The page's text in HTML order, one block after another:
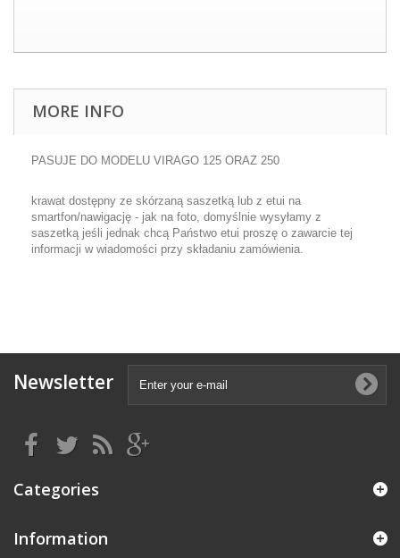
MORE INFO
PASUJE DO MODELU VIRAGO 125 ORAZ 250
krawat dostępny ze skórzaną saszetką lub z etui na
smartfon/nawigację - jak na foto, domyślnie wysyłamy z
saszetką jeśli jednak chcą Państwo etui proszę o zawarcie tej
informacji w wiadomości przy składaniu zamówienia.
Newsletter
Categories
Information